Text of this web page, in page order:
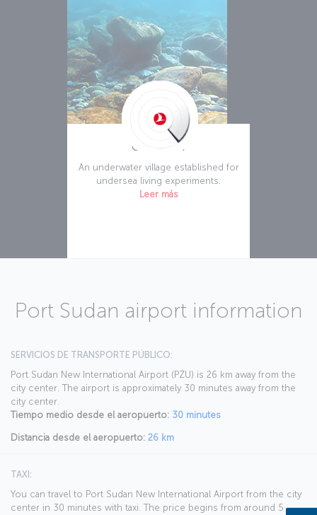
Conshelf II
An underwater village established for
undersea living experiments.
Leer más
Port Sudan airport information
SERVICIOS DE TRANSPORTE PÚBLICO:
Port Sudan New International Airport (PZU) is 26 km away from the
city center. The airport is approximately 30 minutes away from the
city center.
Tiempo medio desde el aeropuerto: 30 minutes
Distancia desde el aeropuerto: 26 km
TAXI:
You can travel to Port Sudan New International Airport from the city
center in 30 minutes with taxi. The price begins from around 5